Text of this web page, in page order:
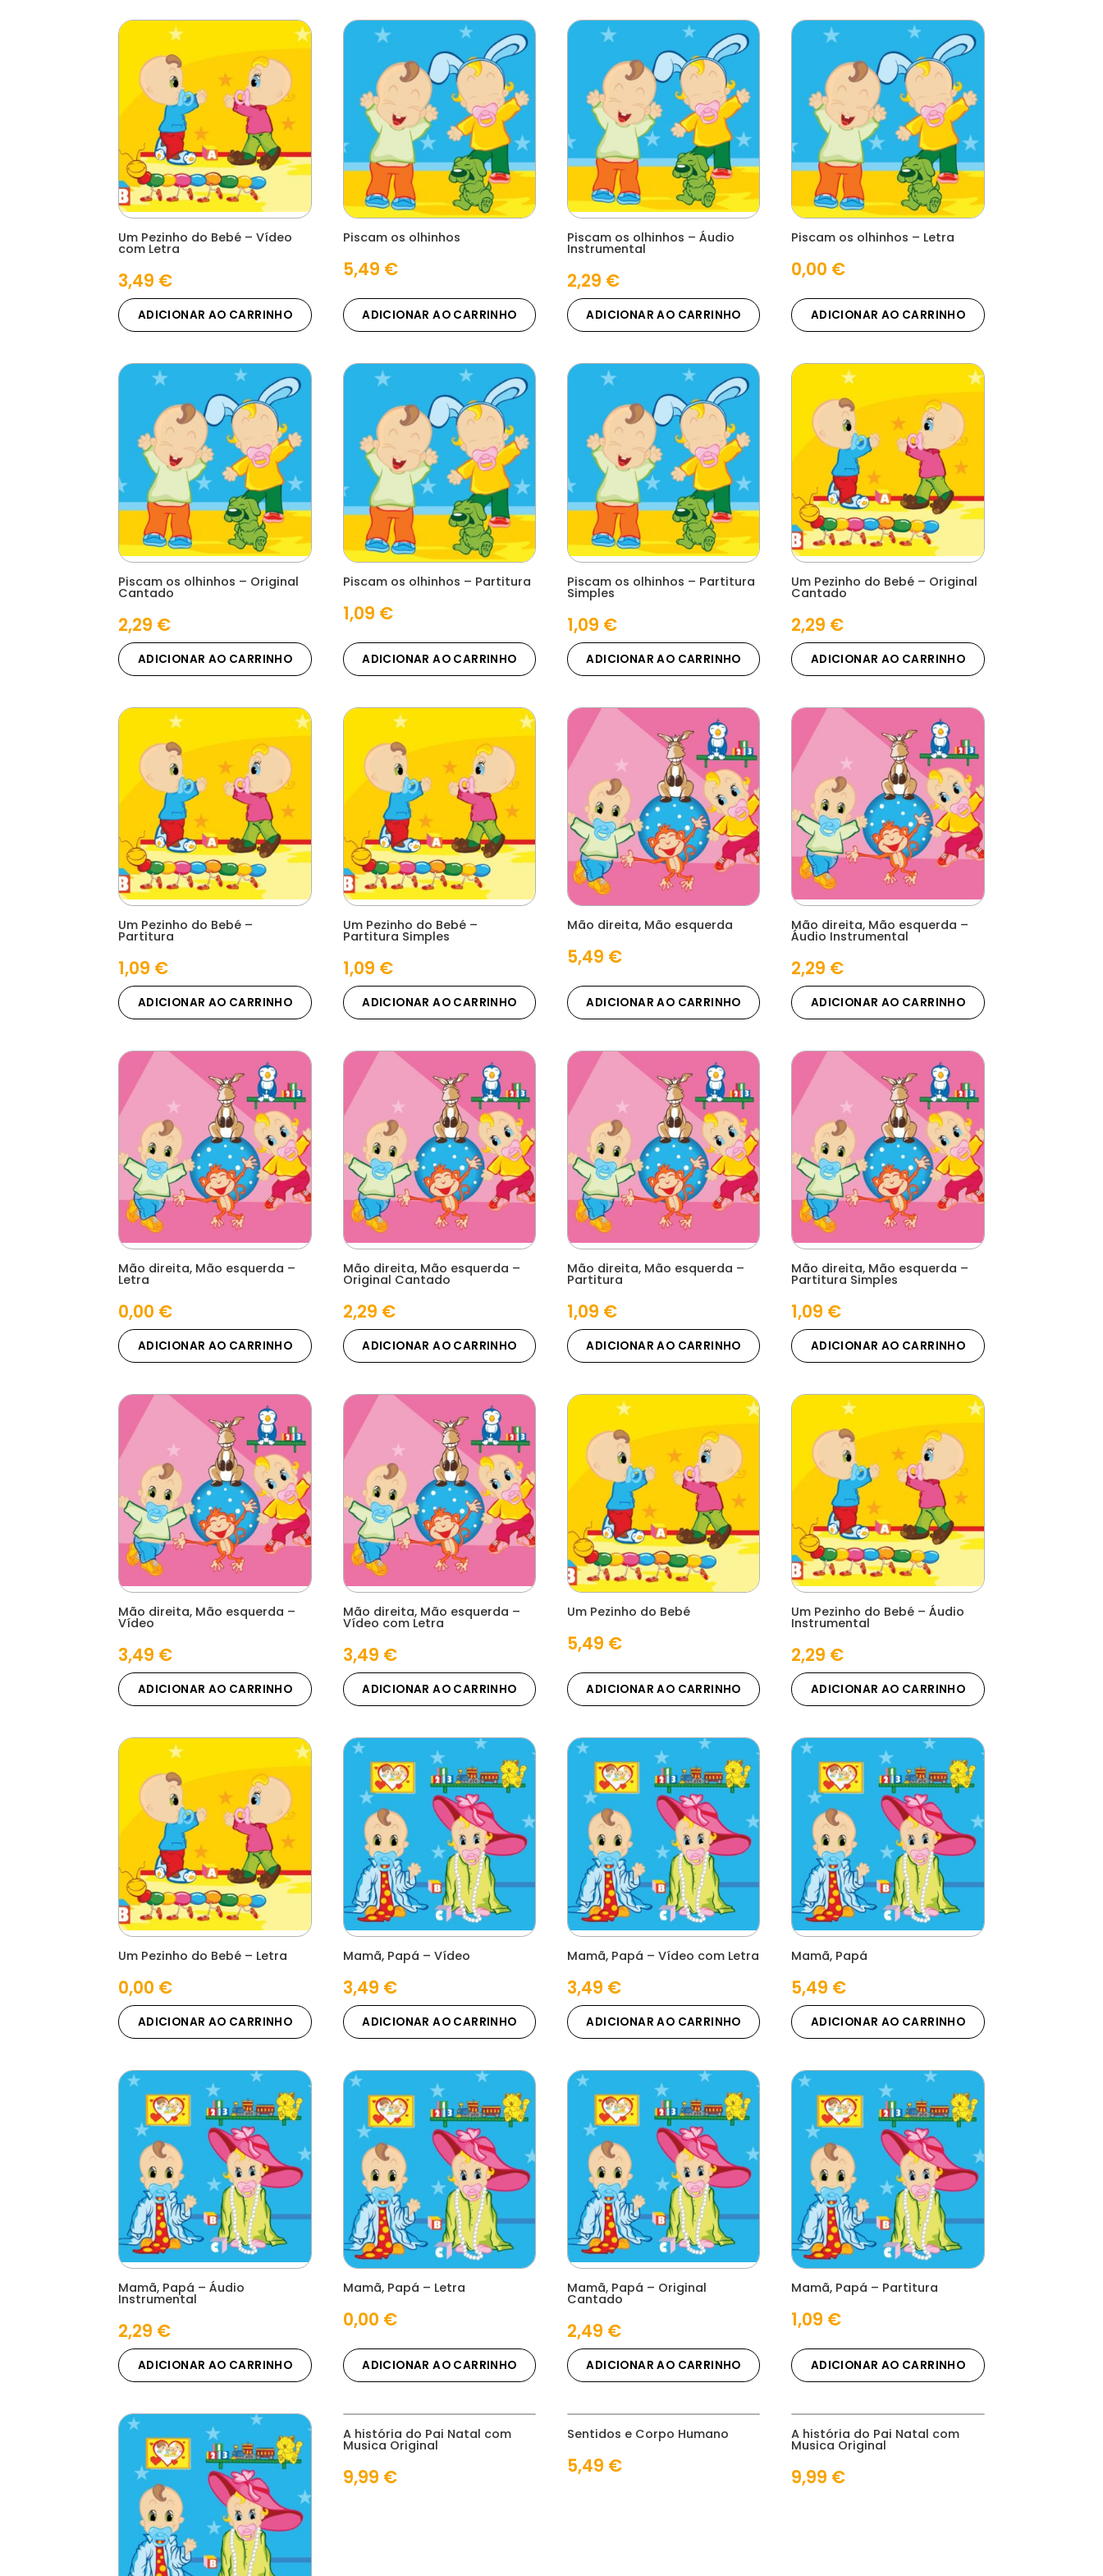
Um Pezinho do Bebé – Vídeo
com Letra
3,49 €
ADICIONAR AO CARRINHO
Piscam os olhinhos
5,49 €
ADICIONAR AO CARRINHO
Piscam os olhinhos – Áudio
Instrumental
2,29 €
ADICIONAR AO CARRINHO
Piscam os olhinhos – Letra
0,00 €
ADICIONAR AO CARRINHO
Piscam os olhinhos – Original
Cantado
2,29 €
ADICIONAR AO CARRINHO
Piscam os olhinhos – Partitura
1,09 €
ADICIONAR AO CARRINHO
Piscam os olhinhos – Partitura
Simples
1,09 €
ADICIONAR AO CARRINHO
Um Pezinho do Bebé – Original
Cantado
2,29 €
ADICIONAR AO CARRINHO
Um Pezinho do Bebé –
Partitura
1,09 €
ADICIONAR AO CARRINHO
Um Pezinho do Bebé –
Partitura Simples
1,09 €
ADICIONAR AO CARRINHO
Mão direita, Mão esquerda
5,49 €
ADICIONAR AO CARRINHO
Mão direita, Mão esquerda –
Áudio Instrumental
2,29 €
ADICIONAR AO CARRINHO
Mão direita, Mão esquerda –
Letra
0,00 €
ADICIONAR AO CARRINHO
Mão direita, Mão esquerda –
Original Cantado
2,29 €
ADICIONAR AO CARRINHO
Mão direita, Mão esquerda –
Partitura
1,09 €
ADICIONAR AO CARRINHO
Mão direita, Mão esquerda –
Partitura Simples
1,09 €
ADICIONAR AO CARRINHO
Mão direita, Mão esquerda –
Vídeo
3,49 €
ADICIONAR AO CARRINHO
Mão direita, Mão esquerda –
Vídeo com Letra
3,49 €
ADICIONAR AO CARRINHO
Um Pezinho do Bebé
5,49 €
ADICIONAR AO CARRINHO
Um Pezinho do Bebé – Áudio
Instrumental
2,29 €
ADICIONAR AO CARRINHO
Um Pezinho do Bebé – Letra
0,00 €
ADICIONAR AO CARRINHO
Mamã, Papá – Vídeo
3,49 €
ADICIONAR AO CARRINHO
Mamã, Papá – Vídeo com Letra
3,49 €
ADICIONAR AO CARRINHO
Mamã, Papá
5,49 €
ADICIONAR AO CARRINHO
Mamã, Papá – Áudio
Instrumental
2,29 €
ADICIONAR AO CARRINHO
Mamã, Papá – Letra
0,00 €
ADICIONAR AO CARRINHO
Mamã, Papá – Original
Cantado
2,49 €
ADICIONAR AO CARRINHO
Mamã, Papá – Partitura
1,09 €
ADICIONAR AO CARRINHO
A história do Pai Natal com
Musica Original
9,99 €
Sentidos e Corpo Humano
5,49 €
A história do Pai Natal com
Musica Original
9,99 €